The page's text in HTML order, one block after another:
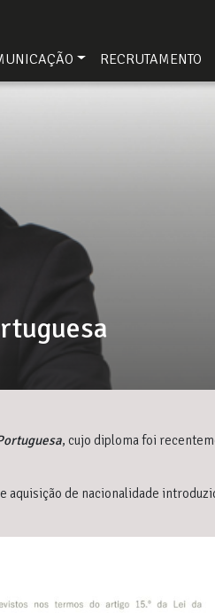
RECRUTAMENTO
, cujo diploma foi
aquisição de nacionalidade